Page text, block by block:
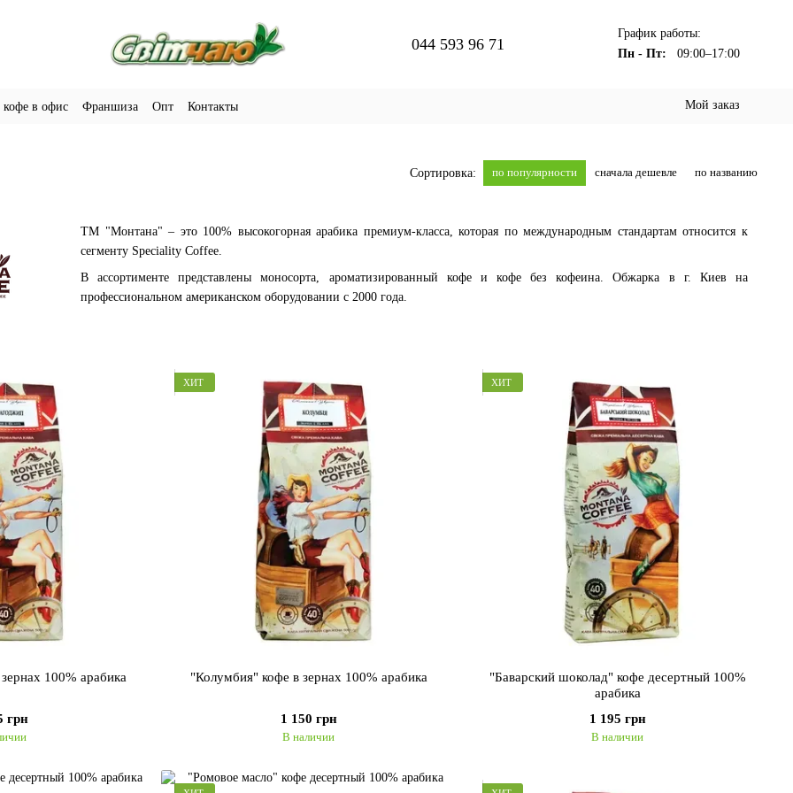
044 593 96 71
График работы:
Пн - Пт:
09:00–17:00
в офис Франшиза Опт Контакты Мой заказ
Сортировка: по популярности сначала дешевле по названию
ТМ "Монтана" – это 100% высокогорная арабика премиум-класса, которая по международным стандартам относится к
сегменту Speciality Coffee.
В ассортименте представлены моносорта, ароматизированный кофе и кофе без кофеина. Обжарка в г. Киев на
профессиональном американском оборудовании с 2000 года.
100% арабика
грн
ХИТ
"Колумбия" кофе в зернах 100% арабика
1 150 грн
В наличии
ХИТ
"Баварский шоколад" кофе десертный 100%
арабика
1 195 грн
В наличии